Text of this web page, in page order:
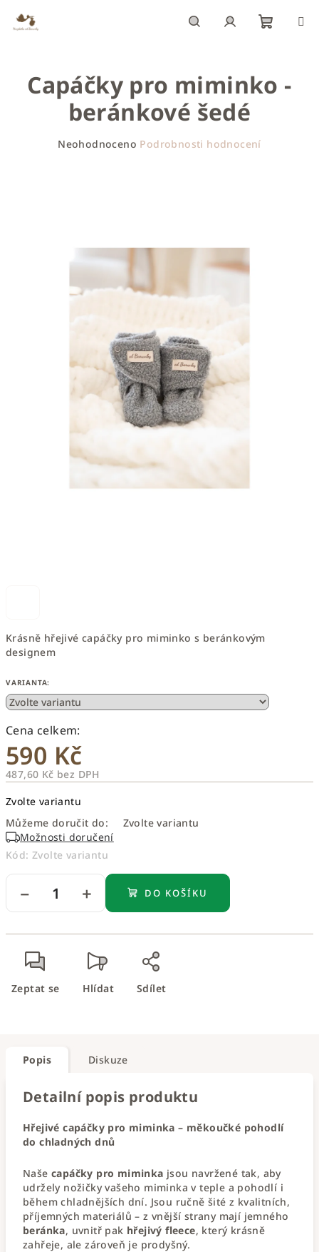
obsah
košík
Krásně hřejivé capáčky pro miminko s beránkovým
designem
VARIANTA:
590 Kč
487,60 Kč bez DPH
cena:
Zvolte variantu
Můžeme doručit do:
Zvolte variantu
Možnosti doručení
Kód: Zvolte variantu
+
− DO KOŠÍKU
Zeptat se Hlídat Sdílet
Capáčky pro miminko -
beránkové šedé
Neohodnoceno Podrobnosti hodnocení
Popis Diskuze
Detailní popis produktu
Hřejivé capáčky pro miminka – měkoučké pohodlí
do chladných dnů
Naše capáčky pro miminka jsou navržené tak, aby
udržely nožičky vašeho miminka v teple a pohodlí i
během chladnějších dní. Jsou ručně šité z kvalitních,
příjemných materiálů – z vnější strany mají jemného
beránka, uvnitř pak hřejivý fleece, který krásně
zahřeje, ale zároveň je prodyšný.